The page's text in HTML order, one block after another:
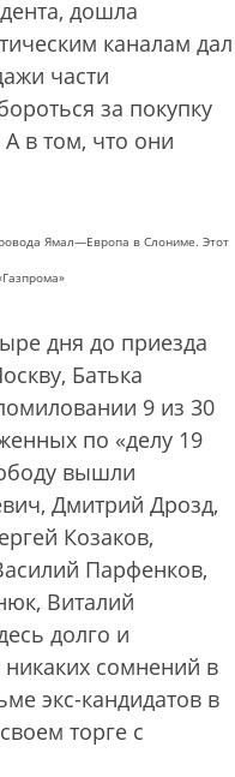
дошла
каналам дал
части
за покупку
в том, что они
Ямал—Европа в Слониме. Этот
дня до приезда
Батька
9 из 30
по «делу 19
вышли
Дмитрий Дрозд,
Козаков,
Парфенков,
Виталий
долго и
сомнений в
экс-кандидатов в
торге с